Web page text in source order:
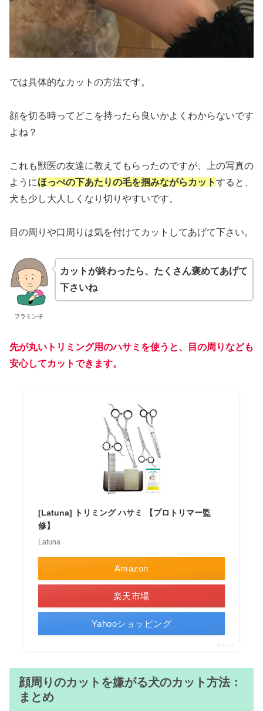
では具体的なカットの方法です。
顔を切る時ってどこを持ったら良いかよくわからないです
よね？
これも獣医の友達に教えてもらったのですが、上の写真の
ようにほっぺの下あたりの毛を掴みながらカットすると、
犬も少し大人しくなり切りやすいです。
目の周りや口周りは気を付けてカットしてあげて下さい。
フラミン子
カットが終わったら、たくさん褒めてあげて
下さいね
先が丸いトリミング用のハサミを使うと、目の周りなども
安心してカットできます。
[Latuna] トリミング ハサミ 【プロトリマー監
修】
Latuna
Amazon
楽天市場
Yahooショッピング
ポチップ
顔周りのカットを嫌がる犬のカット方法：
まとめ